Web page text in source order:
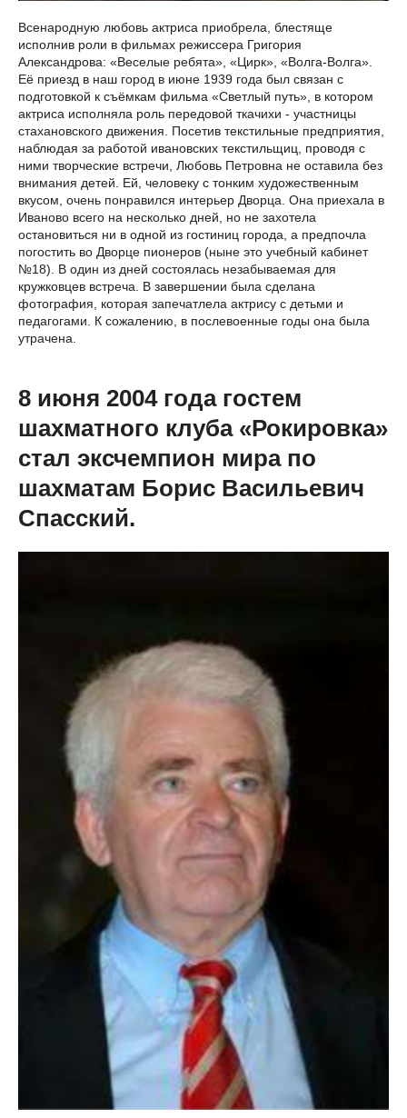
Всенародную любовь актриса приобрела, блестяще
исполнив роли в фильмах режиссера Григория
Александрова: «Веселые ребята», «Цирк», «Волга-Волга».
Её приезд в наш город в июне 1939 года был связан с
подготовкой к съёмкам фильма «Светлый путь», в котором
актриса исполняла роль передовой ткачихи - участницы
стахановского движения. Посетив текстильные предприятия,
наблюдая за работой ивановских текстильщиц, проводя с
ними творческие встречи, Любовь Петровна не оставила без
внимания детей. Ей, человеку с тонким художественным
вкусом, очень понравился интерьер Дворца. Она приехала в
Иваново всего на несколько дней, но не захотела
остановиться ни в одной из гостиниц города, а предпочла
погостить во Дворце пионеров (ныне это учебный кабинет
№18). В один из дней состоялась незабываемая для
кружковцев встреча. В завершении была сделана
фотография, которая запечатлела актрису с детьми и
педагогами. К сожалению, в послевоенные годы она была
утрачена.
8 июня 2004 года гостем
шахматного клуба «Рокировка»
стал эксчемпион мира по
шахматам Борис Васильевич
Спасский.